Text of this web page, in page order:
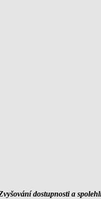
dostupnosti a